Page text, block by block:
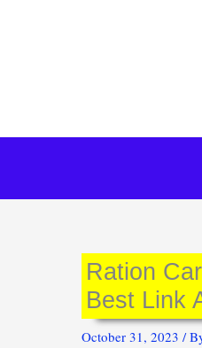
Ration
Best Link
October 31, 2023 /